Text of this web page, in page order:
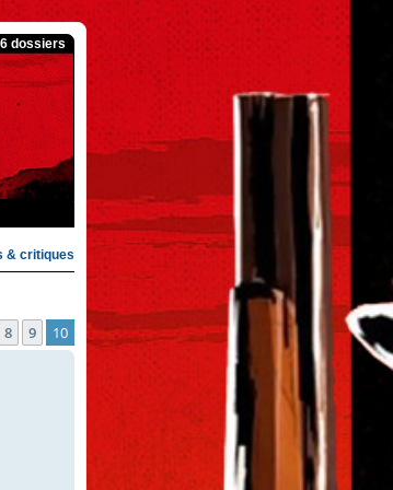
dossiers
& critiques
8 9 10